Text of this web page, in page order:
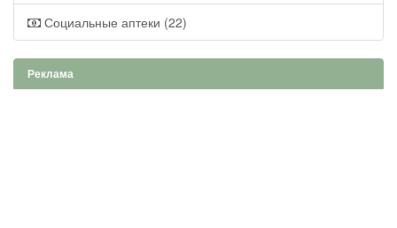
Социальные аптеки (22)
Реклама